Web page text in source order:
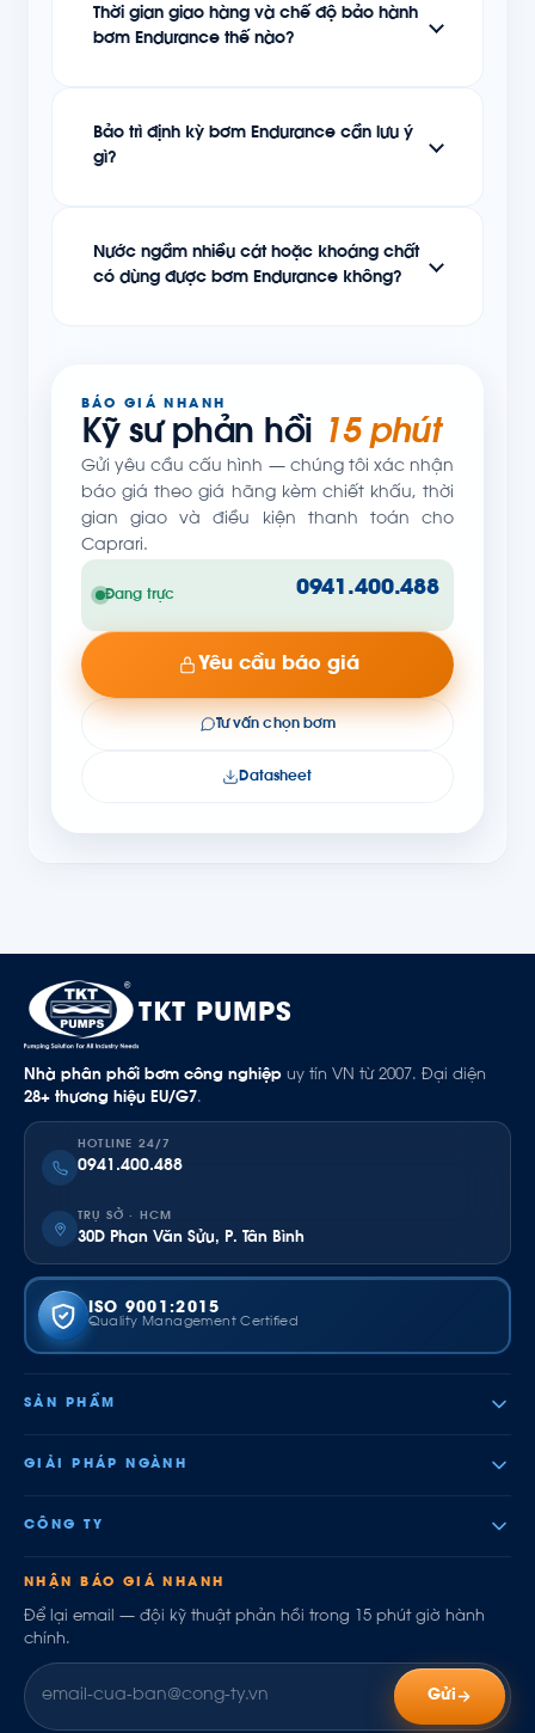
Thời gian giao hàng và chế độ bảo hành
bơm Endurance thế nào?
Bảo trì định kỳ bơm Endurance cần lưu ý
gì?
Nước ngầm nhiều cát hoặc khoáng chất
có dùng được bơm Endurance không?
BÁO GIÁ NHANH
Kỹ sư phản hồi 15 phút
Gửi yêu cầu cấu hình — chúng tôi xác nhận
báo giá theo giá hãng kèm chiết khấu, thời
gian giao và điều kiện thanh toán cho
Caprari.
Đang trực 0941.400.488
Yêu cầu báo giá
Tư vấn chọn bơm
Datasheet
TKT PUMPS
Nhà phân phối bơm công nghiệp uy tín VN từ 2007. Đại diện
28+ thương hiệu EU/G7.
HOTLINE 24/7
0941.400.488
TRỤ SỞ · HCM
30D Phan Văn Sửu, P. Tân Bình
ISO 9001:2015
Quality Management Certified
SẢN PHẨM
GIẢI PHÁP NGÀNH
CÔNG TY
NHẬN BÁO GIÁ NHANH
Để lại email — đội kỹ thuật phản hồi trong 15 phút giờ hành
chính.
Gửi